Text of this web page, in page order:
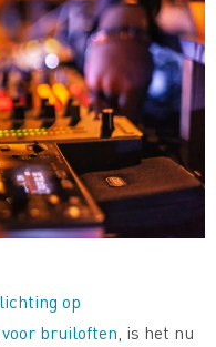
op
bruiloften , is het nu